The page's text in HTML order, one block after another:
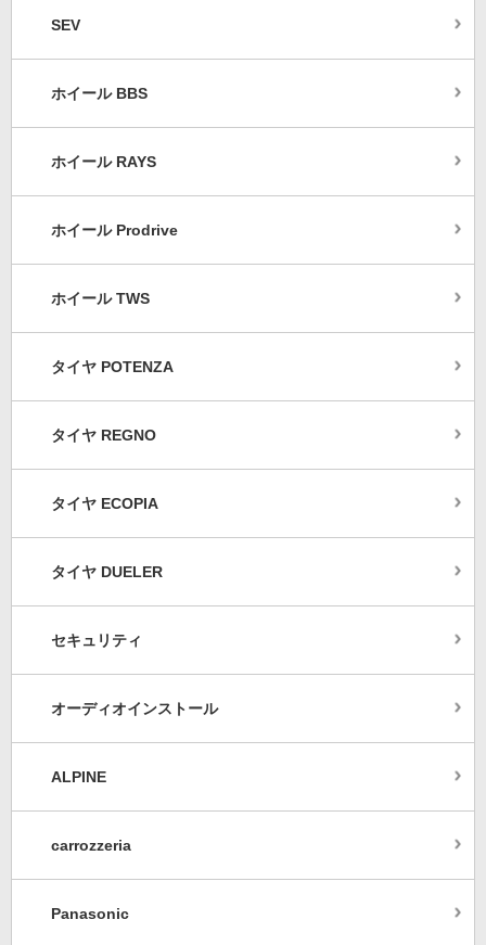
SEV
ホイール BBS
ホイール RAYS
ホイール Prodrive
ホイール TWS
タイヤ POTENZA
タイヤ REGNO
タイヤ ECOPIA
タイヤ DUELER
セキュリティ
オーディオインストール
ALPINE
carrozzeria
Panasonic